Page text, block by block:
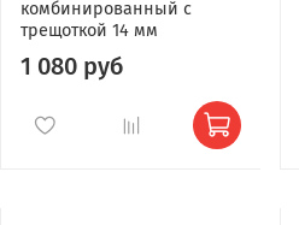
комбинированный с
трещоткой 14 мм
1 080 руб